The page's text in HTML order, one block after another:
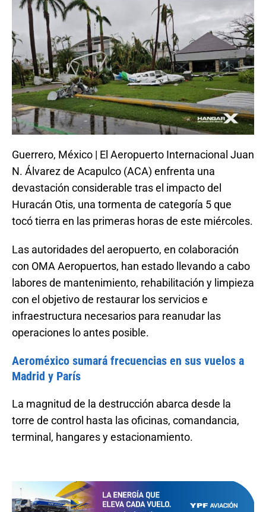
Guerrero, México | El Aeropuerto Internacional Juan
N. Álvarez de Acapulco (ACA) enfrenta una
devastación considerable tras el impacto del
Huracán Otis, una tormenta de categoría 5 que
tocó tierra en las primeras horas de este miércoles.
Las autoridades del aeropuerto, en colaboración
con OMA Aeropuertos, han estado llevando a cabo
labores de mantenimiento, rehabilitación y limpieza
con el objetivo de restaurar los servicios e
infraestructura necesarios para reanudar las
operaciones lo antes posible.
Aeroméxico sumará frecuencias en sus vuelos a
Madrid y París
La magnitud de la destrucción abarca desde la
torre de control hasta las oficinas, comandancia,
terminal, hangares y estacionamiento.